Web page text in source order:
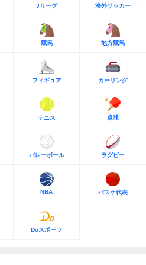
Jリーグ 海外サッカー
競馬 地方競馬
フィギュア カーリング
テニス 卓球
バレーボール ラグビー
NBA バスケ代表
Doスポーツ